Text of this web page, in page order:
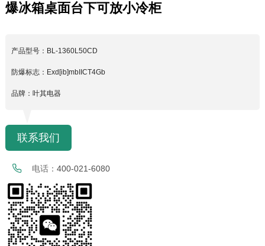
爆冰箱桌面台下可放小冷柜
产品型号：BL-1360L50CD
防爆标志：Exd[ib]mbIICT4Gb
品牌：叶其电器
联系我们
电话： 400-021-6080